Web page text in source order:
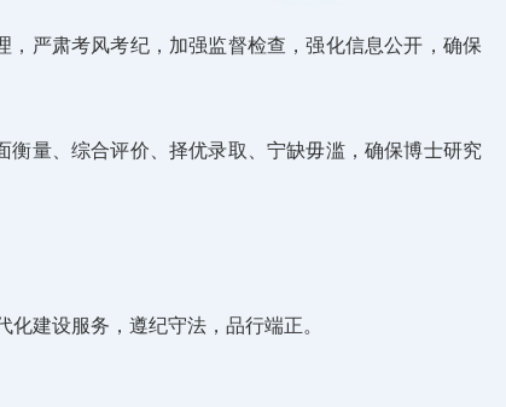
严肃考风考纪，加强监督检查，强化信息公开，确保
量、综合评价、择优录取、宁缺毋滥，确保博士研究
建设服务，遵纪守法，品行端正。